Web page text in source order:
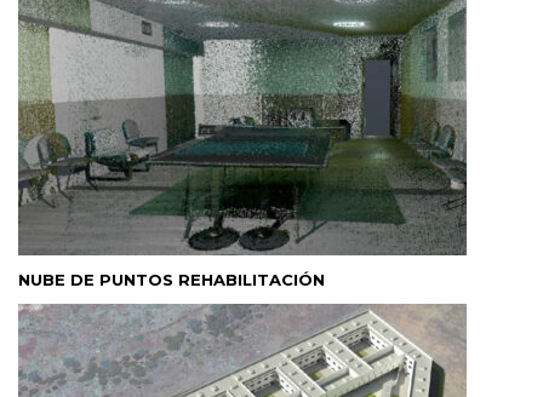
NUBE DE PUNTOS REHABILITACIÓN